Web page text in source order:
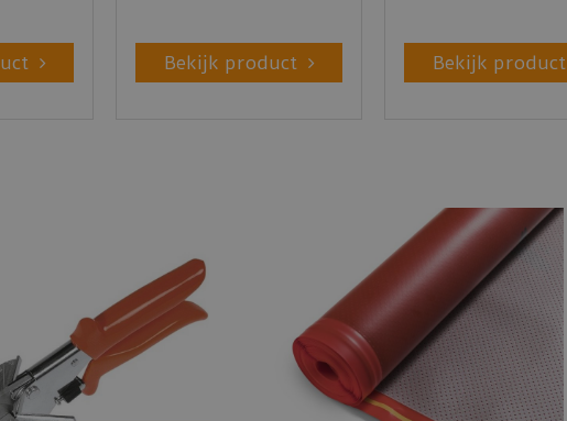
Bekijk product Bekijk product